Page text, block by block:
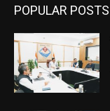
POPULAR POSTS